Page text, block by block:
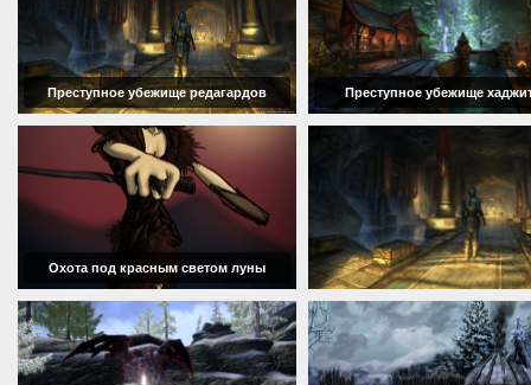
Преступное убежище редагардов Преступное убежище
Охота под красным светом луны